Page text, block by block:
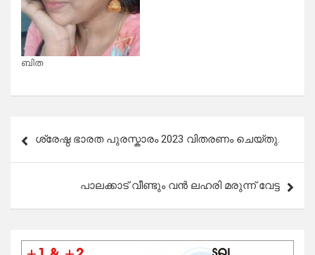
ബിത
navigation
ശ്രേഷ്ഠ ഭാരത പുരസ്കാരം 2023 വിതരണം ചെയ്തു.
പാലക്കാട് വീണ്ടും വൻ ലഹരി മരുന്ന് വേട്ട